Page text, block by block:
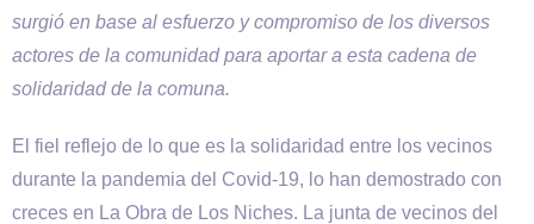
surgió en base al esfuerzo y compromiso de los diversos
actores de la comunidad para aportar a esta cadena de
solidaridad de la comuna.
El fiel reflejo de lo que es la solidaridad entre los vecinos
durante la pandemia del Covid-19, lo han demostrado con
creces en La Obra de Los Niches. La junta de vecinos del